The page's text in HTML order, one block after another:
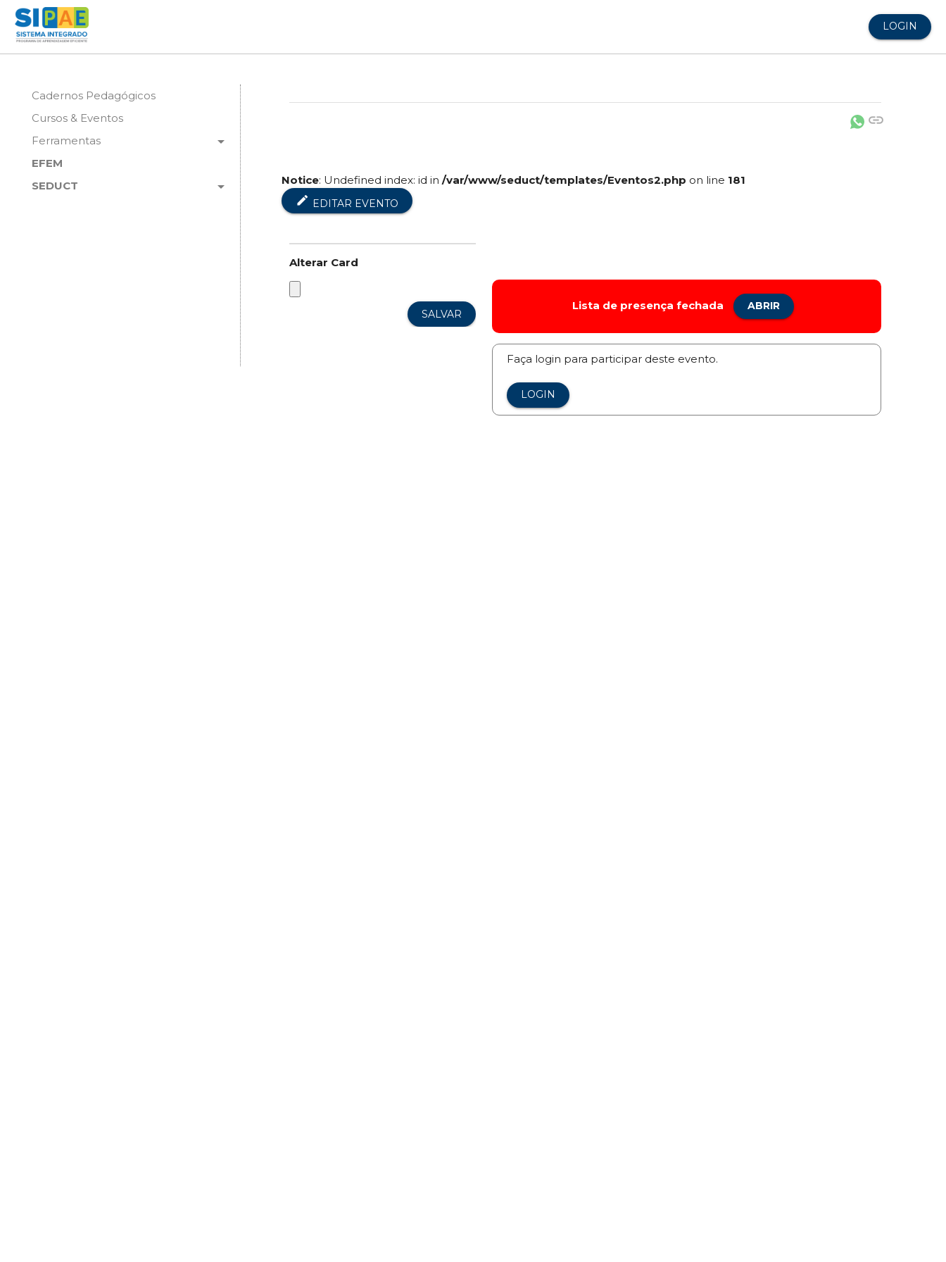
LOGIN
Cadernos Pedagógicos
Cursos & Eventos
arrow_drop_down
Ferramentas
EFEM
arrow_drop_down
SEDUCT
link
Notice: Undefined index: id in /var/www/seduct/templates/Eventos2.php on line 181
edit EDITAR EVENTO
Alterar Card
Lista de presença fechada ABRIR
Faça login para participar deste evento.
LOGIN